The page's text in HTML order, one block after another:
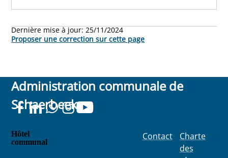
Dernière mise à jour:25/11/2024
Proposer une correction sur cette page
Administration communale de
Schaerbeek
Hôtel
communal
Contact
Charte
des